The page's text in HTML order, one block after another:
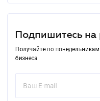
Подпишитесь на
Получайте по
бизнеса